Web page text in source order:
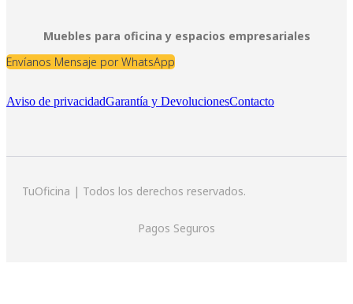
Muebles para oficina y espacios empresariales
Envíanos Mensaje por WhatsApp
Aviso de privacidadGarantía y DevolucionesContacto
TuOficina | Todos los derechos reservados.
Pagos Seguros